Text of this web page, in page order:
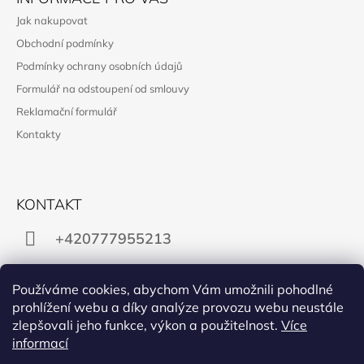
Používáme cookies, abychom Vám umožnili pohodlné
prohlížení webu a díky analýze provozu webu neustále
zlepšovali jeho funkce, výkon a použitelnost. Více
informací
Jak nakupovat
Obchodní podmínky
Podmínky ochrany osobních údajů
Formulář na odstoupení od smlouvy
Reklamační formulář
Kontakty
KONTAKT
+420777955213
Facebook